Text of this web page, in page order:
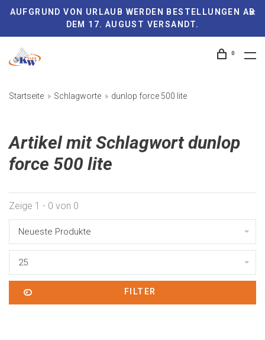
AUFGRUND VON URLAUB WERDEN BESTELLUNGEN AB
DEM 17. AUGUST VERSANDT.
0
Startseite Schlagworte dunlop force 500 lite
Artikel mit Schlagwort dunlop
force 500 lite
Zeige 1 - 0 von 0
Neueste Produkte
25
FILTER